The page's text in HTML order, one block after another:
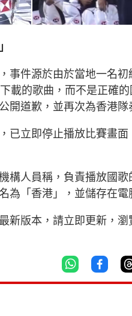
事件源於由於當地一名
載的歌曲，而不是正確
開道歉，並再次為香港隊
已立即停止播放比賽畫
構人員稱，負責播放國
為「香港」，並儲存在
新版本，請立即更新，瀏